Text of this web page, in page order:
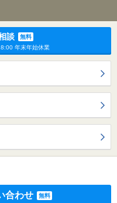
談
無料
年末年始休業
合わせ 無料